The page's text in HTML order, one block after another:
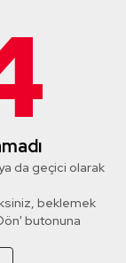
ya da geçici olarak
beklemek
butonuna